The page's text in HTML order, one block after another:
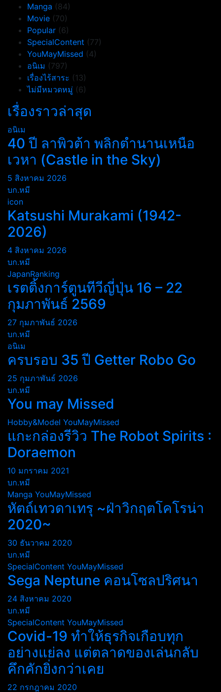
Manga (84)
Movie (70)
Popular (6)
SpecialContent (77)
YouMayMissed (4)
อนิเม (797)
เรื่องไร้สาระ (13)
ไม่มีหมวดหมู่ (6)
เรื่องราวล่าสุด
อนิเม
40 ปี ลาพิวต้า พลิกตำนานเหนือ
เวหา (Castle in the Sky)
5 สิงหาคม 2026
บก.หมี
icon
Katsushi Murakami (1942-
2026)
4 สิงหาคม 2026
บก.หมี
JapanRanking
เรตติ้งการ์ตูนทีวีญี่ปุ่น 16 – 22
กุมภาพันธ์ 2569
27 กุมภาพันธ์ 2026
บก.หมี
อนิเม
ครบรอบ 35 ปี Getter Robo Go
25 กุมภาพันธ์ 2026
บก.หมี
You may Missed
Hobby&Model YouMayMissed
แกะกล่องรีวิว The Robot Spirits :
Doraemon
10 มกราคม 2021
บก.หมี
Manga YouMayMissed
หัตถ์เทวดาเทรุ ~ฝ่าวิกฤตโคโรน่า
2020~
30 ธันวาคม 2020
บก.หมี
SpecialContent YouMayMissed
Sega Neptune คอนโซลปริศนา
24 สิงหาคม 2020
บก.หมี
SpecialContent YouMayMissed
Covid-19 ทำให้ธุรกิจเกือบทุก
อย่างแย่ลง แต่ตลาดของเล่นกลับ
คึกคักยิ่งกว่าเคย
22 กรกฎาคม 2020